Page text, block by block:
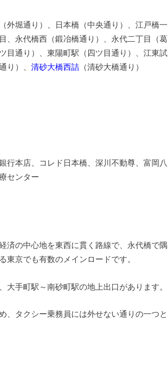
外堀通り）、日本橋（中央通り）、江戸橋一
、永代橋西（鍛冶橋通り）、永代二丁目（葛
目通り）、東陽町駅（四ツ目通り）、江東試
り）、 清砂大橋西詰 （清砂大橋通り）
行本店、コレド日本橋、深川不動尊、富岡八
センター
済の中心地を東西に貫く路線で、永代橋で隅
東京でも有数のメインロードです。
手町駅～南砂町駅の地上出口があります。
、タクシー乗務員には外せない通りの一つと